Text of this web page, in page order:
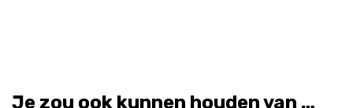
Je zou ook kunnen houden van …